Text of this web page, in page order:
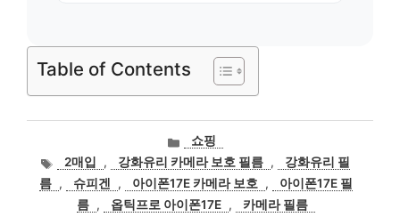
Table of Contents
카
테
고
리
쇼핑
태2매입 , 강화유리 카메라 보호 필름 ,
강화유리 필
름 , 슈피겐 , 아이폰17E 카메라 보호 ,
아이폰17E 필
름 , 옵틱프로 아이폰17E ,
카메라 필름